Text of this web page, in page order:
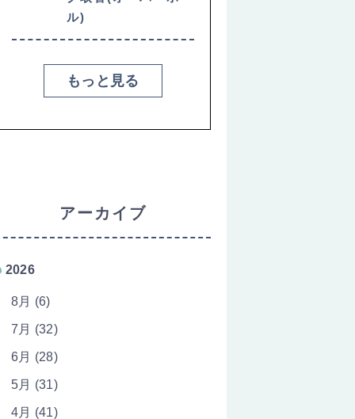
ル)
もっと見る
アーカイブ
2026
8月 (6)
7月 (32)
6月 (28)
5月 (31)
4月 (41)